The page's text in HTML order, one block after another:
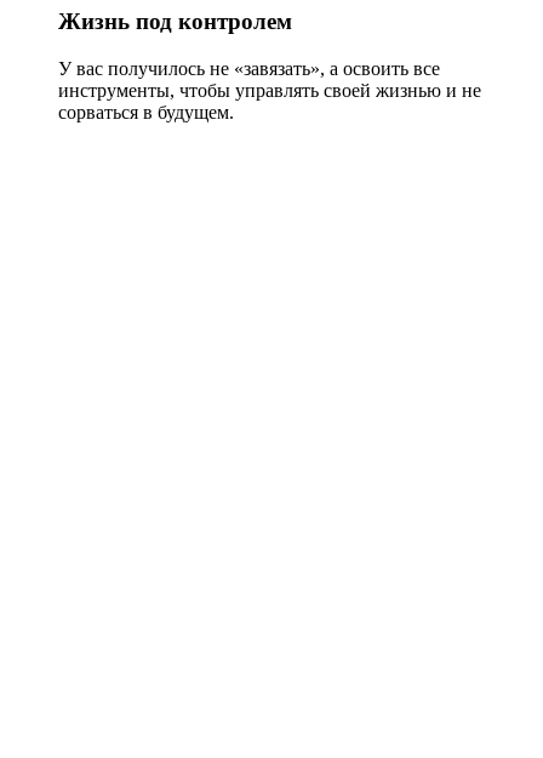
Жизнь под контролем
У вас получилось не «завязать», а освоить все
инструменты, чтобы управлять своей жизнью и не
сорваться в будущем.